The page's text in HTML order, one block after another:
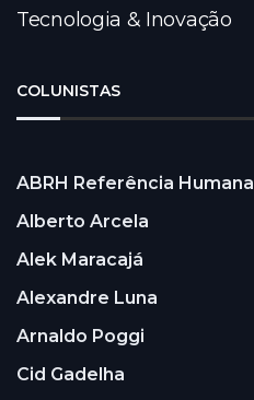
Tecnologia & Inovação
COLUNISTAS
ABRH Referência Humana
Alberto Arcela
Alek Maracajá
Alexandre Luna
Arnaldo Poggi
Cid Gadelha